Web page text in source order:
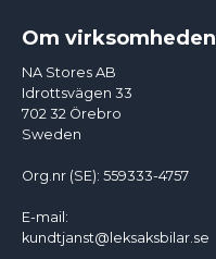
Om virksomheden
NA Stores AB
Idrottsvägen 33
702 32 Örebro
Sweden
Org.nr (SE): 559333-4757
E-mail:
kundtjanst@leksaksbilar.se